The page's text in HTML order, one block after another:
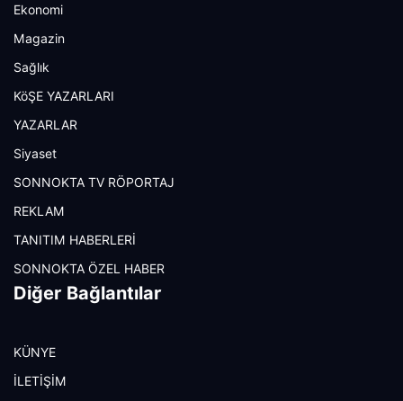
Ekonomi
Magazin
Sağlık
KöŞE YAZARLARI
YAZARLAR
Siyaset
SONNOKTA TV RÖPORTAJ
REKLAM
TANITIM HABERLERİ
SONNOKTA ÖZEL HABER
Diğer Bağlantılar
KÜNYE
İLETİŞİM